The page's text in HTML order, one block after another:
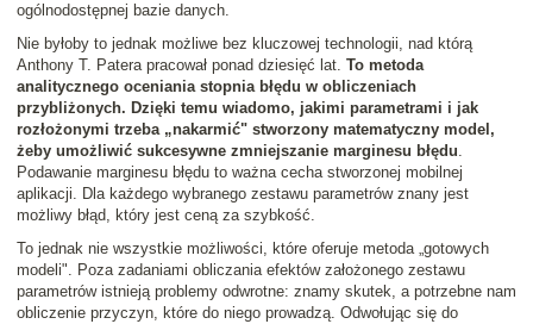
ogólnodostępnej bazie danych.
Nie byłoby to jednak możliwe bez kluczowej technologii, nad którą
Anthony T. Patera pracował ponad dziesięć lat. To metoda
analitycznego oceniania stopnia błędu w obliczeniach
przybliżonych. Dzięki temu wiadomo, jakimi parametrami i jak
rozłożonymi trzeba „nakarmić" stworzony matematyczny model,
żeby umożliwić sukcesywne zmniejszanie marginesu błędu.
Podawanie marginesu błędu to ważna cecha stworzonej mobilnej
aplikacji. Dla każdego wybranego zestawu parametrów znany jest
możliwy błąd, który jest ceną za szybkość.
To jednak nie wszystkie możliwości, które oferuje metoda „gotowych
modeli". Poza zadaniami obliczania efektów założonego zestawu
parametrów istnieją problemy odwrotne: znamy skutek, a potrzebne nam
obliczenie przyczyn, które do niego prowadzą. Odwołując się do